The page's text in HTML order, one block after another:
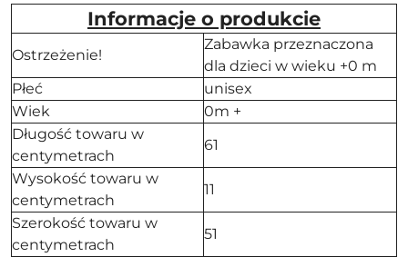
Informacje o produkcie
Ostrzeżenie!
Zabawka przeznaczona
dla dzieci w wieku +0 m
Płeć
unisex
Wiek
0m +
Długość towaru w
centymetrach
61
Wysokość towaru w
centymetrach
11
Szerokość towaru w
centymetrach
51